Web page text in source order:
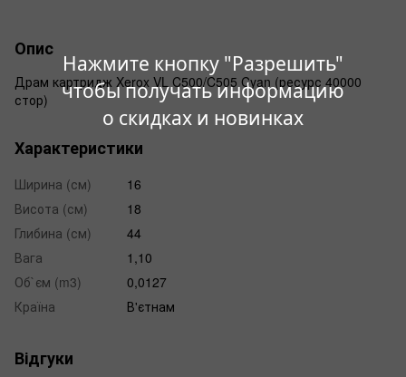
Нажмите кнопку "Разрешить"
чтобы получать информацию
о скидках и новинках
Опис
Драм картридж Xerox VL C500/C505 Cyan (ресурс 40000
стор)
Характеристики
Ширина (см)
16
Висота (см)
18
Глибина (см)
44
Вага
1,10
Об`єм (m3)
0,0127
Країна
В'єтнам
Відгуки